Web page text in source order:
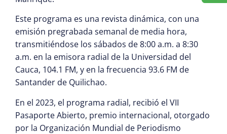
Este programa es una revista dinámica, con una
emisión pregrabada semanal de media hora,
transmitiéndose los sábados de 8:00 a.m. a 8:30
a.m. en la emisora radial de la Universidad del
Cauca, 104.1 FM, y en la frecuencia 93.6 FM de
Santander de Quilichao.
En el 2023, el programa radial, recibió el VII
Pasaporte Abierto, premio internacional, otorgado
por la Organización Mundial de Periodismo